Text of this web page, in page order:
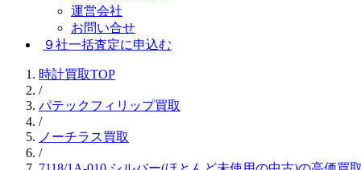
運営会社
お問い合せ
９社一括査定に申込む
時計買取TOP
/
パテックフィリップ買取
/
ノーチラス買取
/